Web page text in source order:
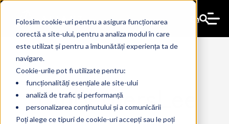
Folosim cookie-uri pentru a asigura funcționarea
corectă a site-ului, pentru a analiza modul în care
este utilizat și pentru a îmbunătăți experiența ta de
navigare.
Cookie-urile pot fi utilizate pentru:
funcționalități esențiale ale site-ului
analiză de trafic și performanță
personalizarea conținutului și a comunicării
Poți alege ce tipuri de cookie-uri accepți sau le poți
En
TimBernersLee